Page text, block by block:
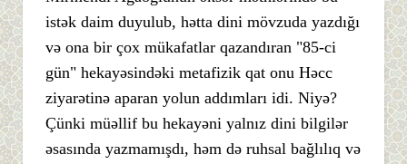
istək daim duyulub, hətta dini mövzuda yazdığı
və ona bir çox mükafatlar qazandıran "85-ci
gün" hekayəsindəki metafizik qat onu Həcc
ziyarətinə aparan yolun addımları idi. Niyə?
Çünki müəllif bu hekayəni yalnız dini bilgilər
əsasında yazmamışdı, həm də ruhsal bağlılıq və